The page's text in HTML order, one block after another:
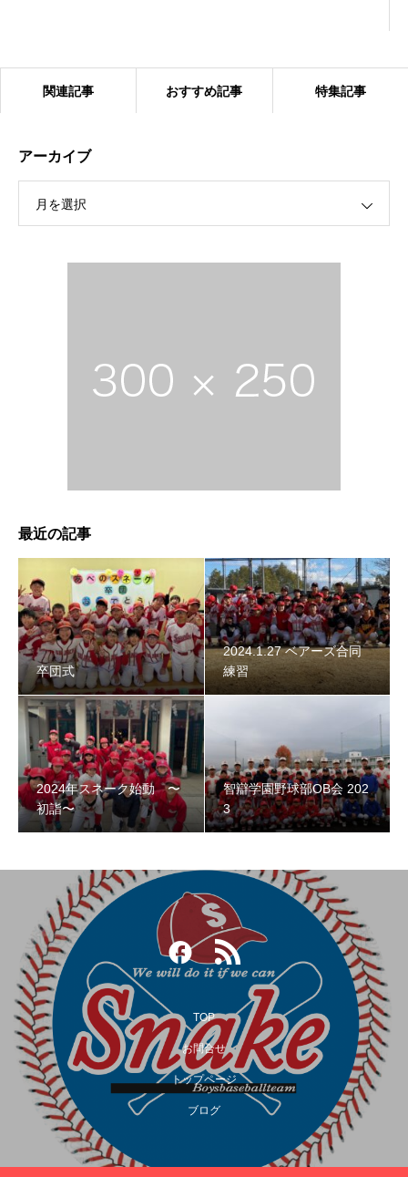
2024.1.27 ベアーズ合同練習
智辯学園野球部OB会 2023
第３回阿倍野スネークOB野球大会
関連記事 おすすめ記事 特集記事
アーカイブ
月を選択
最近の記事
卒団式
2024.1.27 ベアーズ合同
練習
2024年スネーク始動 〜
初詣〜
智辯学園野球部OB会 202
3
TOP
お問合せ
トップページ
ブログ